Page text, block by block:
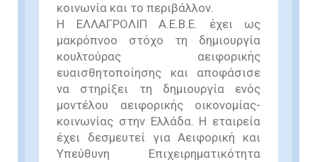
κοινωνία και το περιβάλλον.
Η ΕΛΛΑΓΡΟΛΙΠ Α.Ε.Β.Ε. έχει ως
μακρόπνοο στόχο τη δημιουργία
κουλτούρας αειφορικής
ευαισθητοποίησης και αποφάσισε
να στηρίξει τη δημιουργία ενός
μοντέλου αειφορικής οικονομίας-
κοινωνίας στην Ελλάδα. Η εταιρεία
έχει δεσμευτεί για Αειφορική και
Υπεύθυνη Επιχειρηματικότητα